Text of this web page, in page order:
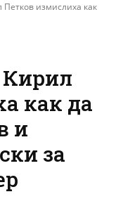
измислиха как
как да
и
за